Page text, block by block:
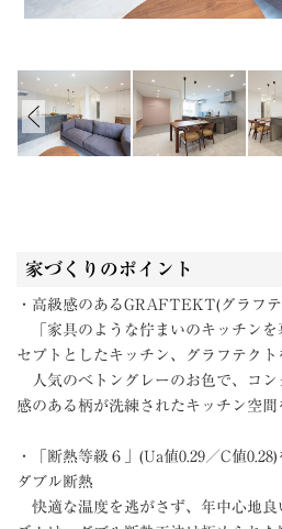
家づくりのポイント
・高級感のあるGRAFTEKT(グラフ
「家具のような佇まいのキッチンを
セプトとしたキッチン、グラフテクト
人気のべトングレーのお色で、コン
感のある柄が洗練されたキッチン空間
・「断熱等級６」(Ua値0.29／C値
ダブル断熱
快適な温度を逃がさず、年中心地良